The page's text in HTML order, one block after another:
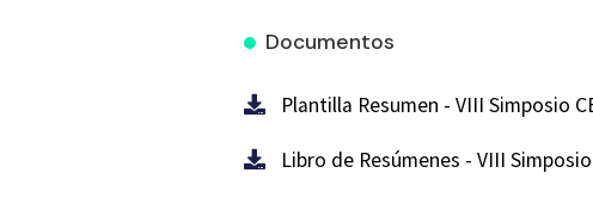
Documentos
Plantilla Resumen - VIII Simposio
Libro de Resúmenes - VIII